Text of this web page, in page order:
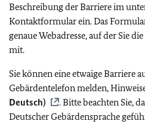
Beschreibung der Barriere im
Kontaktformular ein. Das
genaue Webadresse, auf der Sie
mit.
Sie können eine etwaige Barriere
Gebärdentelefon melden,
Deutsch)
. Bitte beachten Sie,
Deutscher Gebärdensprache